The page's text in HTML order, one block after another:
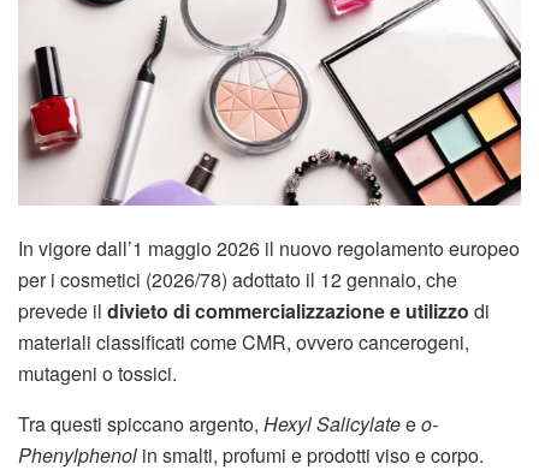
In vigore dall’1 maggio 2026 il nuovo regolamento europeo
per i cosmetici (2026/78) adottato il 12 gennaio, che
prevede il divieto di commercializzazione e utilizzo di
materiali classificati come CMR, ovvero cancerogeni,
mutageni o tossici.
Tra questi spiccano argento, Hexyl Salicylateeo-
Phenylphenol in smalti, profumi e prodotti viso e corpo.